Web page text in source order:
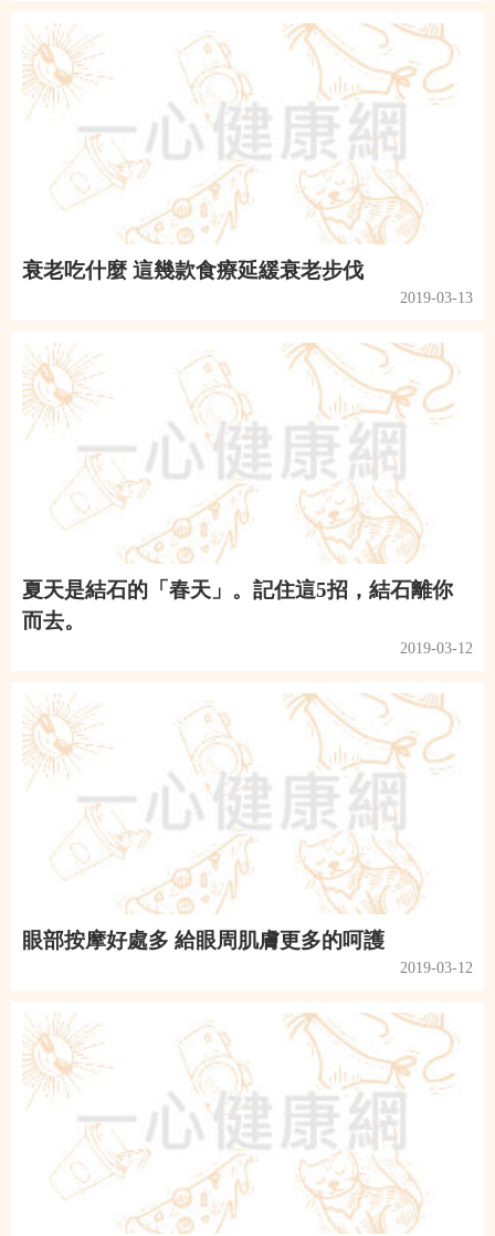
衰老吃什麼 這幾款食療延緩衰老步伐
2019-03-13
夏天是結石的「春天」。記住這5招，結石離你
而去。
2019-03-12
眼部按摩好處多 給眼周肌膚更多的呵護
2019-03-12